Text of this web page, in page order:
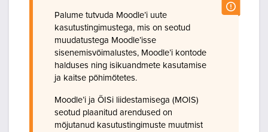
Palume tutvuda Moodle’i uute
kasutustingimustega, mis on seotud
muudatustega Moodle’isse
sisenemisvõimalustes, Moodle’i kontode
halduses ning isikuandmete kasutamise
ja kaitse põhimõtetes.
Moodle’i ja ÕISi liidestamisega (MOIS)
seotud plaanitud arendused on
mõjutanud kasutustingimuste muutmist